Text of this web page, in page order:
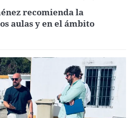
recomienda la
aulas y en el ámbito